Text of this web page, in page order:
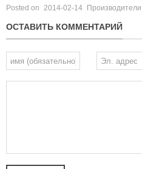
Posted on 2014-02-14 Производители
ОСТАВИТЬ КОММЕНТАРИЙ